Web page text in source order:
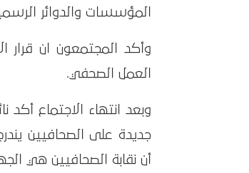
المؤسسات والدوائر
وأكد المجتمعون ان
العمل الصحفي.
وبعد انتهاء الاجتماع
جديدة على الصحافيين
أن نقابة الصحافيين هي